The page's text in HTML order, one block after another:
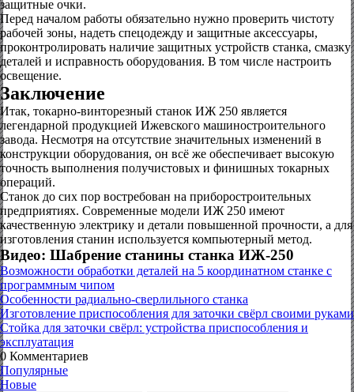
защитные очки.
Перед началом работы обязательно нужно проверить чистоту
рабочей зоны, надеть спецодежду и защитные аксессуары,
проконтролировать наличие защитных устройств станка, смазку
деталей и исправность оборудования. В том числе настроить
освещение.
Заключение
Итак, токарно-винторезный станок ИЖ 250 является
легендарной продукцией Ижевского машиностроительного
завода. Несмотря на отсутствие значительных изменений в
конструкции оборудования, он всё же обеспечивает высокую
точность выполнения получистовых и финишных токарных
операций.
Станок до сих пор востребован на приборостроительных
предприятиях. Современные модели ИЖ 250 имеют
качественную электрику и детали повышенной прочности, а для
изготовления станин используется компьютерный метод.
Видео: Шабрение станины станка ИЖ-250
Возможности обработки деталей на 5 координатном станке с
программным чипом
Особенности радиально-сверлильного станка
Изготовление приспособления для заточки свёрл своими руками
Стойка для заточки свёрл: устройства приспособления и
эксплуатация
0 Комментариев
Популярные
Новые